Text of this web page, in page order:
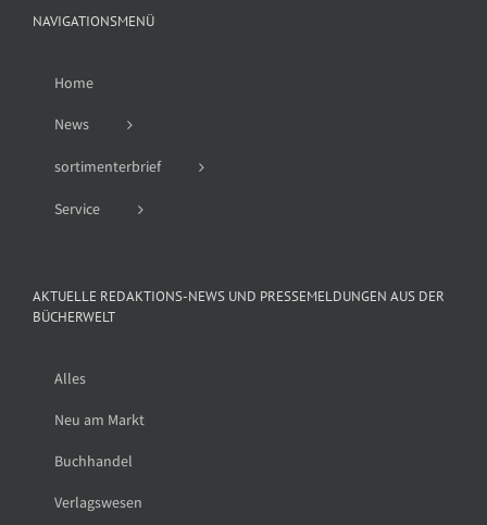
NAVIGATIONSMENÜ
Home
News
sortimenterbrief
Service
AKTUELLE REDAKTIONS-NEWS UND PRESSEMELDUNGEN AUS DER
BÜCHERWELT
Alles
Neu am Markt
Buchhandel
Verlagswesen